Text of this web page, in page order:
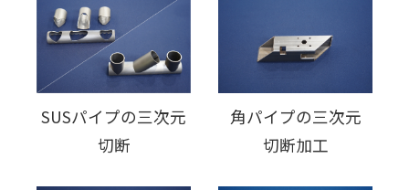
SUSパイプの三次元
切断
角パイプの三次元
切断加工